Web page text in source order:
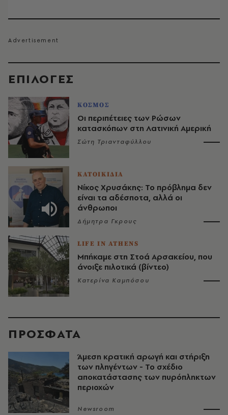
EΠΙΛΟΓΈΣ
ΚΟΣΜΟΣ
Οι περιπέτειες των Ρώσων
κατασκόπων στη Λατινική Αμερική
Σώτη Τριανταφύλλου
ΚΑΤΟΙΚΙΔΙΑ
Νίκος Χρυσάκης: Το πρόβλημα δεν
είναι τα αδέσποτα, αλλά οι
άνθρωποι
Δήμητρα Γκρους
LIFE IN ATHENS
Μπήκαμε στη Στοά Αρσακείου, που
άνοιξε πιλοτικά (βίντεο)
Κατερίνα Καμπόσου
ΠΡΟΣΦΑΤΑ
Άμεση κρατική αρωγή και στήριξη
των πληγέντων - Το σχέδιο
αποκατάστασης των πυρόπληκτων
περιοχών
Newsroom